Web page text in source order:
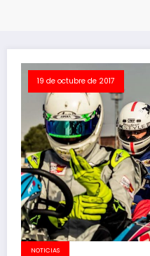
19 de octubre de 2017
NOTICIAS